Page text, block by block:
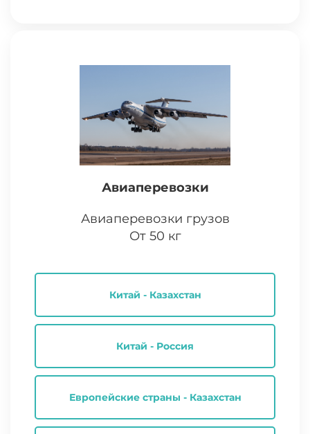
Авиаперевозки
Авиаперевозки грузов
От 50 кг
Китай - Казахстан
Китай - Россия
Европейские страны - Казахстан